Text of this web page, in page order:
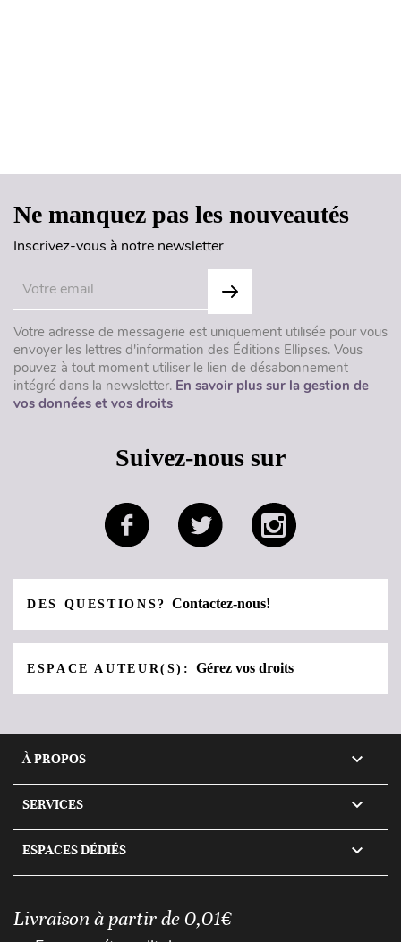
Ne manquez pas les nouveautés
Inscrivez-vous à notre newsletter
Votre adresse de messagerie est uniquement utilisée pour vous
envoyer les lettres d'information des Éditions Ellipses. Vous
pouvez à tout moment utiliser le lien de désabonnement
intégré dans la newsletter. En savoir plus sur la gestion de
vos données et vos droits
Suivez-nous sur
DES QUESTIONS?Contactez-nous!
ESPACE AUTEUR(S):Gérez vos droits
À PROPOS 
SERVICES 
ESPACES DÉDIÉS 
Livraison à partir de 0,01€